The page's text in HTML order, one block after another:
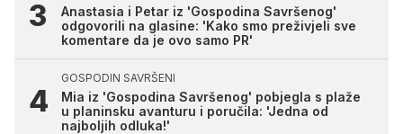
Anastasia i Petar iz 'Gospodina Savršenog'
odgovorili na glasine: 'Kako smo preživjeli sve
komentare da je ovo samo PR'
GOSPODIN SAVRŠENI
Mia iz 'Gospodina Savršenog' pobjegla s plaže
u planinsku avanturu i poručila: 'Jedna od
najboljih odluka!'